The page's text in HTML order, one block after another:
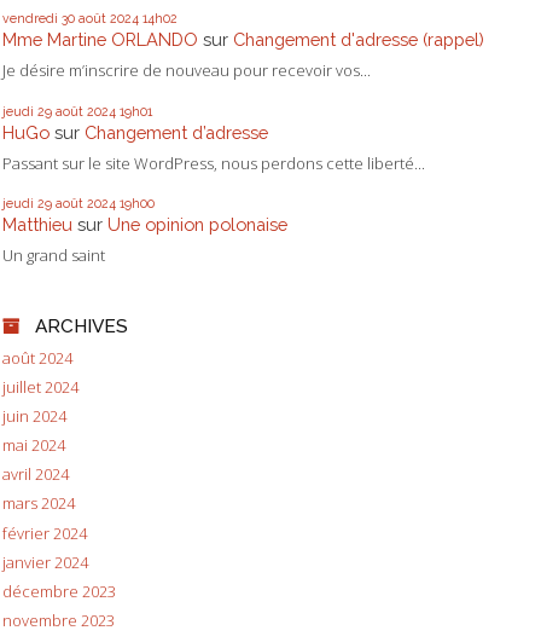
vendredi 30 août 2024 14h02
Mme Martine ORLANDO sur Changement d'adresse (rappel)
Je désire m’inscrire de nouveau pour recevoir vos...
jeudi 29 août 2024 19h01
HuGo sur Changement d’adresse
Passant sur le site WordPress, nous perdons cette liberté...
jeudi 29 août 2024 19h00
Matthieu sur Une opinion polonaise
Un grand saint
ARCHIVES
août 2024
juillet 2024
juin 2024
mai 2024
avril 2024
mars 2024
février 2024
janvier 2024
décembre 2023
novembre 2023